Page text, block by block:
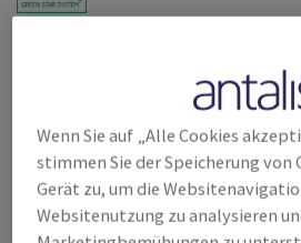
Olin, Regular, Ultimate White, holzfrei ECF,
SB, Paket zu 250 Bogen/Blatt, FSC Mix
Listenpreis
25,00% Rabatt
möglich ab
Wenn Sie auf „Alle Cookies
stimmen Sie der Speicherung von
Gerät zu, um die
Websitenutzung zu analysieren